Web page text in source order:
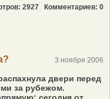
2927 Комментариев: 0
3 ноября 2006
двери перед
за рубежом.